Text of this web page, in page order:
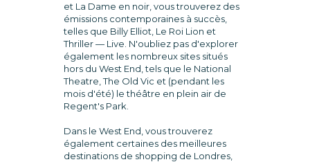
et La Dame en noir, vous trouverez des
émissions contemporaines à succès,
telles que Billy Elliot, Le Roi Lion et
Thriller — Live. N'oubliez pas d'explorer
également les nombreux sites situés
hors du West End, tels que le National
Theatre, The Old Vic et (pendant les
mois d'été) le théâtre en plein air de
Regent's Park.
Dans le West End, vous trouverez
également certaines des meilleures
destinations de shopping de Londres,